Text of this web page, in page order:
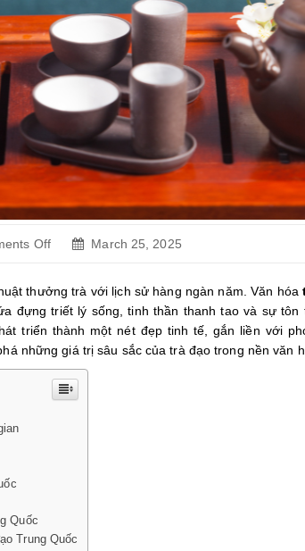
Offon
Trung
Quốc:
Sử,
Nghệ
Thuật
Trà
March 25, 2025
thưởng trà với lịch sử hàng ngàn năm. Văn hóa
đựng triết lý sống, tinh thần thanh tao và sự
triển thành một nét đẹp tinh tế, gắn liền với
những giá trị sâu sắc của trà đạo trong nền văn
Quốc
Trung Quốc